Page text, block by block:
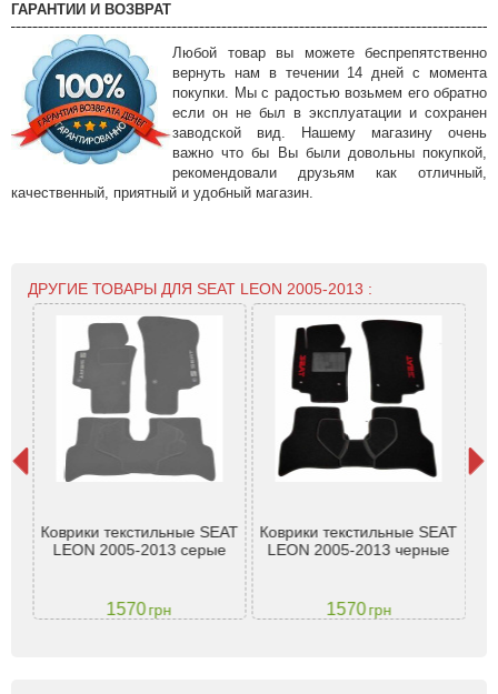
ГАРАНТИИ И ВОЗВРАТ
Любой товар вы можете беспрепятственно
вернуть нам в течении 14 дней с момента
покупки. Мы с радостью возьмем его обратно
если он не был в эксплуатации и сохранен
заводской вид. Нашему магазину очень
важно что бы Вы были довольны покупкой,
рекомендовали друзьям как отличный,
качественный, приятный и удобный магазин.
ДРУГИЕ ТОВАРЫ ДЛЯ SEAT LEON 2005-2013 :
Коврики текстильные SEAT
LEON 2005-2013 серые
1570грн
Коврики текстильные SEAT
LEON 2005-2013 черные
1570грн